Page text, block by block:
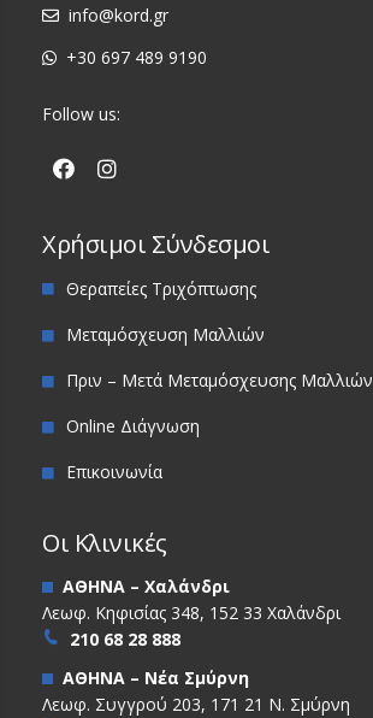
info@kord.gr
+30 697 489 9190
Follow us:
Χρήσιμοι Σύνδεσμοι
Θεραπείες Τριχόπτωσης
Μεταμόσχευση Μαλλιών
Πριν – Μετά Μεταμόσχευσης Μαλλιών
Online Διάγνωση
Επικοινωνία
Οι Κλινικές
ΑΘΗΝΑ – Χαλάνδρι
Λεωφ. Κηφισίας 348, 152 33 Χαλάνδρι
210 68 28 888
ΑΘΗΝΑ – Νέα Σμύρνη
Λεωφ. Συγγρού 203, 171 21 Ν. Σμύρνη